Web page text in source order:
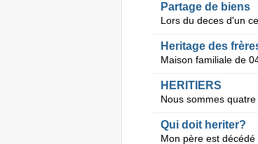
Partage de biens
Heritage des
HERITIERS
Qui doit heriter?